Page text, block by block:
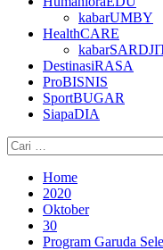
kabarUMBY
HealthCARE
DestinasiRASA
ProBISNIS
SportBUGAR
SiapaDIA
Cari
untuk:
Home
2020
Oktober
30
Program Garuda